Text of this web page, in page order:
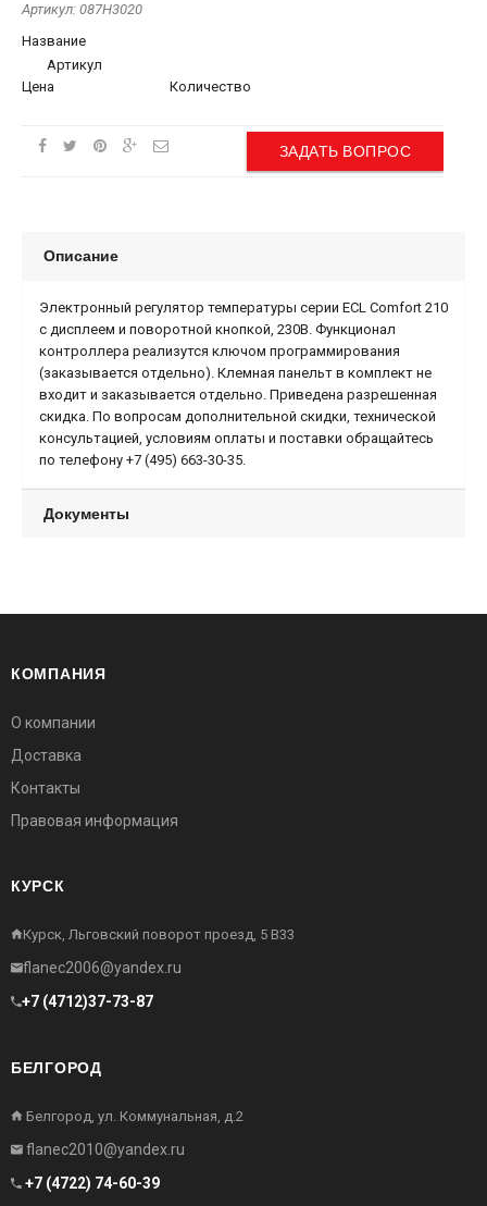
Артикул: 087H3020
Название
Артикул
Цена
Количество
ЗАДАТЬ ВОПРОС
Описание
Электронный регулятор температуры серии ECL Comfort 210
с дисплеем и поворотной кнопкой, 230В. Функционал
контроллера реализутся ключом программирования
(заказывается отдельно). Клемная панельт в комплект не
входит и заказывается отдельно. Приведена разрешенная
скидка. По вопросам дополнительной скидки, технической
консультацией, условиям оплаты и поставки обращайтесь
по телефону +7 (495) 663-30-35.
Документы
КОМПАНИЯ
О компании
Доставка
Контакты
Правовая информация
КУРСК
Курск, Льговский поворот проезд, 5 В33
flanec2006@yandex.ru
+7 (4712)37-73-87
БЕЛГОРОД
Белгород, ул. Коммунальная, д.2
flanec2010@yandex.ru
+7 (4722) 74-60-39